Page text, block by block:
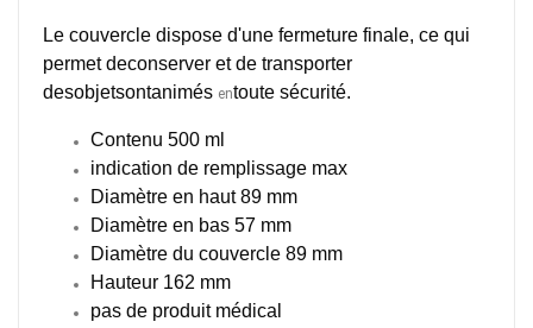
Le couvercle dispose d'une fermeture finale, ce qui
permet deconserver et de transporter
desobjetsontanimés entoute sécurité.
Contenu 500 ml
indication de remplissage max
Diamètre en haut 89 mm
Diamètre en bas 57 mm
Diamètre du couvercle 89 mm
Hauteur 162 mm
pas de produit médical